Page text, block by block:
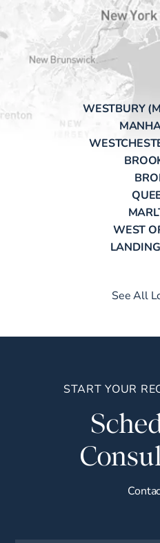
WESTBURY
WEST
See All
START YOUR